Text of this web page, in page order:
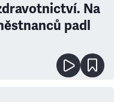
Na
padl